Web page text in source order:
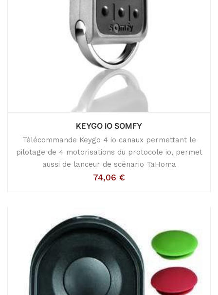
KEYGO IO SOMFY
Télécommande Keygo 4 io canaux permettant le
pilotage de 4 motorisations du protocole io, permet
aussi de lanceur de scénario TaHoma
74,06 €